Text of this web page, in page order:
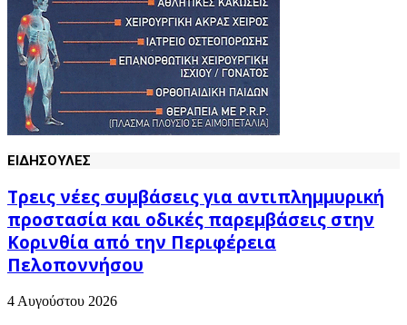
ΕΙΔΗΣΟΥΛΕΣ
Τρεις νέες συμβάσεις για αντιπλημμυρική
προστασία και οδικές παρεμβάσεις στην
Κορινθία από την Περιφέρεια
Πελοποννήσου
4 Αυγούστου 2026